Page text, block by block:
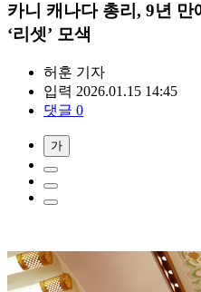
카니 캐나다 총리, 9년
‘리셋’ 모색
허훈 기자
입력 2026.01.15 14:45
댓글 0
가